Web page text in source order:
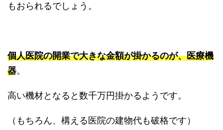
もおられるでしょう。
個人医院の開業で大きな金額が掛かるのが、医療機
器。
高い機材となると数千万円掛かるようです。
（もちろん、構える医院の建物代も破格です）